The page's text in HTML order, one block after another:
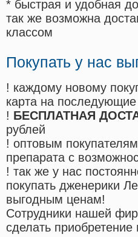
* быстрая и удобная
так же возможна
классом
Покупать у нас
! каждому новому
карта на последующие
! БЕСПЛАТНАЯ
рублей
! оптовым
препарата с
! так же у нас
покупать дженерики
выгодным ценам!
Cотрудники нашей
сделать